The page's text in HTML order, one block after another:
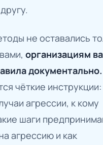
не оставались
организациям
документально.
чёткие инструкции:
агрессии, к кому
шаги
агрессию и как